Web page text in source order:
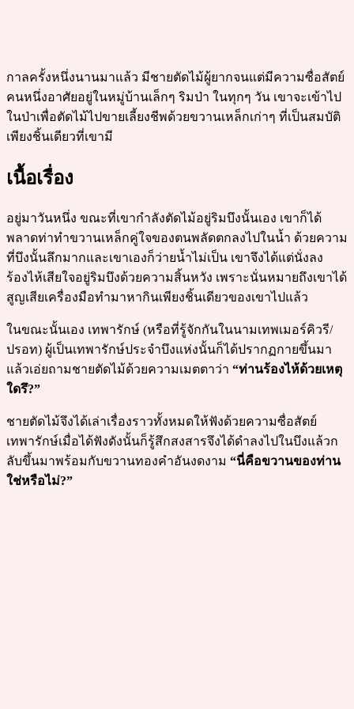
กาลครั้งหนึ่งนานมาแล้ว มีชายตัดไม้ผู้ยากจนแต่มีความซื่อสัตย์
คนหนึ่งอาศัยอยู่ในหมู่บ้านเล็กๆ ริมป่า ในทุกๆ วัน เขาจะเข้าไป
ในป่าเพื่อตัดไม้ไปขายเลี้ยงชีพด้วยขวานเหล็กเก่าๆ ที่เป็นสมบัติ
เพียงชิ้นเดียวที่เขามี
เนื้อเรื่อง
อยู่มาวันหนึ่ง ขณะที่เขากำลังตัดไม้อยู่ริมบึงนั้นเอง เขาก็ได้
พลาดท่าทำขวานเหล็กคู่ใจของตนพลัดตกลงไปในน้ำ ด้วยความ
ที่บึงนั้นลึกมากและเขาเองก็ว่ายน้ำไม่เป็น เขาจึงได้แต่นั่งลง
ร้องไห้เสียใจอยู่ริมบึงด้วยความสิ้นหวัง เพราะนั่นหมายถึงเขาได้
สูญเสียเครื่องมือทำมาหากินเพียงชิ้นเดียวของเขาไปแล้ว
ในขณะนั้นเอง เทพารักษ์ (หรือที่รู้จักกันในนามเทพเมอร์คิวรี/
ปรอท) ผู้เป็นเทพารักษ์ประจำบึงแห่งนั้นก็ได้ปรากฏกายขึ้นมา
แล้วเอ่ยถามชายตัดไม้ด้วยความเมตตาว่า “ท่านร้องไห้ด้วยเหตุ
ใดรึ?”
ชายตัดไม้จึงได้เล่าเรื่องราวทั้งหมดให้ฟังด้วยความซื่อสัตย์
เทพารักษ์เมื่อได้ฟังดังนั้นก็รู้สึกสงสารจึงได้ดำลงไปในบึงแล้วก
ลับขึ้นมาพร้อมกับขวานทองคำอันงดงาม “นี่คือขวานของท่าน
ใช่หรือไม่?”